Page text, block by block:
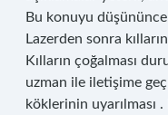
Bu konuyu
Lazerden sonra
Kılların çoğalması
uzman ile iletişime
köklerinin uyarılması .